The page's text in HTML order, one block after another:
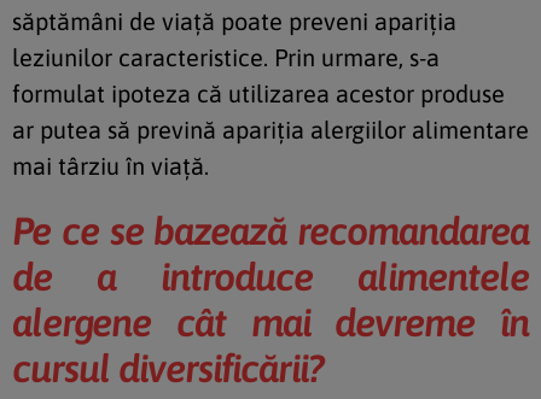
săptămâni de viață poate preveni apariția
leziunilor caracteristice. Prin urmare, s-a
formulat ipoteza că utilizarea acestor produse
ar putea să prevină apariția alergiilor alimentare
mai târziu în viață.
Pe ce se bazează recomandarea
de a introduce alimentele
alergene cât mai devreme în
cursul diversificării?